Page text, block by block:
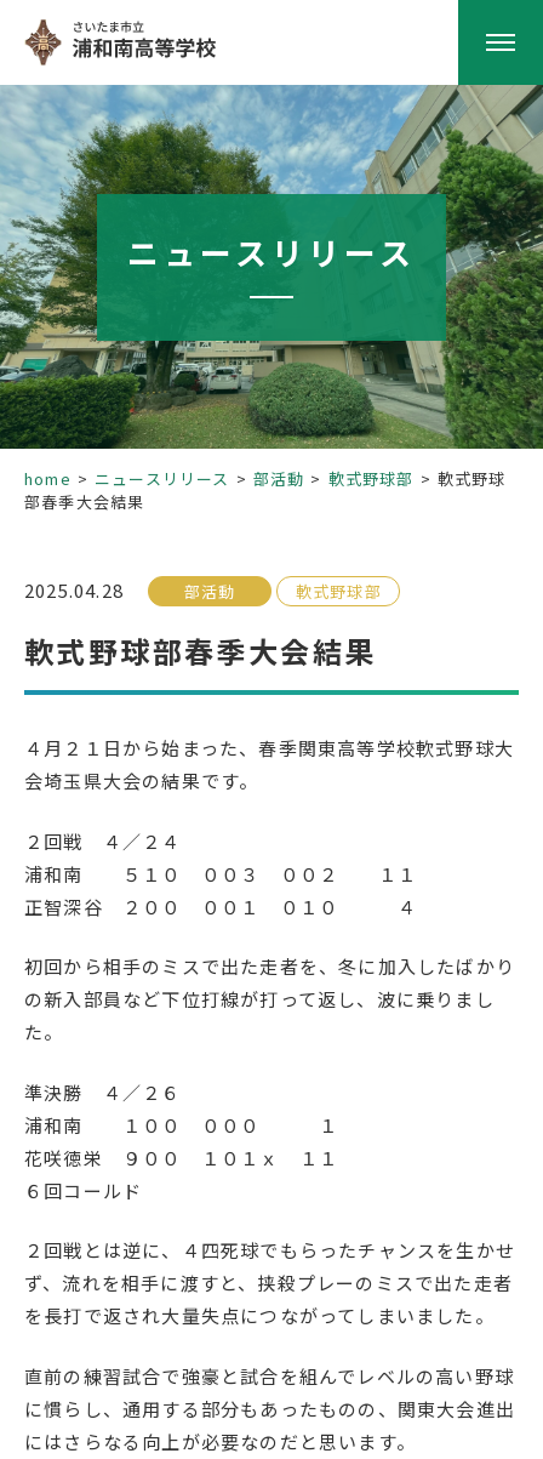
HOME
学校紹介
南高の教育
学校生活
部活動
進路指導
受検生の方へ
年間スケジュール
学校パンフレット
教科ガイド
校長室より
保健室より
事務室より
保護者の方へ
本校のPTA活動
教育関係者の方へ
各種証明書発行
English
プライバシーポリシー
ニュースリリース
home ニュースリリース 部活動 軟式野球部
軟式野球
部春季大会結果
2025.04.28 部活動 軟式野球部
軟式野球部春季大会結果
４月２１日から始まった、春季関東高等学校軟式野球大
会埼玉県大会の結果です。
２回戦 ４／２４
浦和南 ５１０ ００３ ００２ １１
正智深谷 ２００ ００１ ０１０ ４
初回から相手のミスで出た走者を、冬に加入したばかり
の新入部員など下位打線が打って返し、波に乗りまし
た。
準決勝 ４／２６
浦和南 １００ ０００ １
花咲徳栄 ９００ １０１ｘ １１
６回コールド
２回戦とは逆に、４四死球でもらったチャンスを生かせ
ず、流れを相手に渡すと、挟殺プレーのミスで出た走者
を長打で返され大量失点につながってしまいました。
直前の練習試合で強豪と試合を組んでレベルの高い野球
に慣らし、通用する部分もあったものの、関東大会進出
にはさらなる向上が必要なのだと思います。